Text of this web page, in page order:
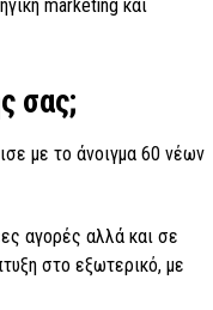
marketing και
σας;
με το άνοιγμα 60 νέων
αγορές αλλά και σε
στο εξωτερικό, με